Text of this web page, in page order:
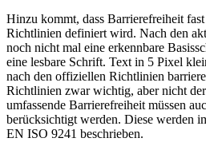
Hinzu kommt, dass Barrierefreiheit
Richtlinien definiert wird. Nach den
noch nicht mal eine erkennbare
eine lesbare Schrift. Text in 5 Pixel
nach den offiziellen Richtlinien
Richtlinien zwar wichtig, aber nicht
umfassende Barrierefreiheit müssen
berücksichtigt werden. Diese werden
EN ISO 9241 beschrieben.